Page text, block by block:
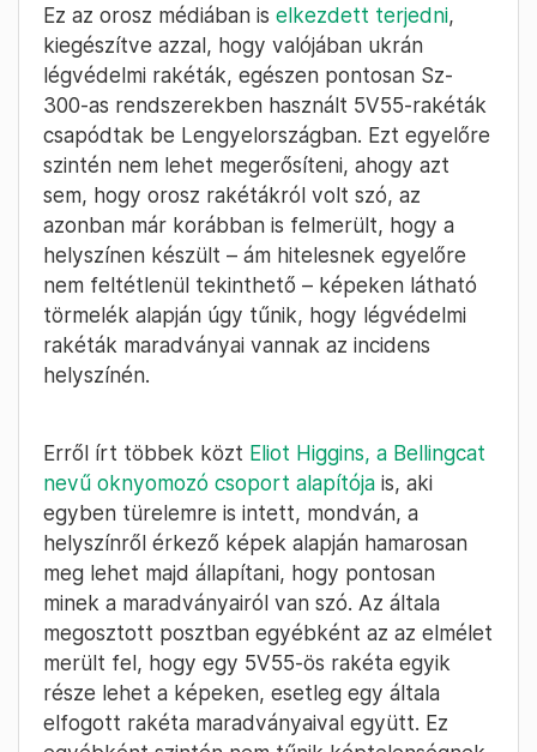
Ez az orosz médiában is elkezdett terjedni,
kiegészítve azzal, hogy valójában ukrán
légvédelmi rakéták, egészen pontosan Sz-
300-as rendszerekben használt 5V55-rakéták
csapódtak be Lengyelországban. Ezt egyelőre
szintén nem lehet megerősíteni, ahogy azt
sem, hogy orosz rakétákról volt szó, az
azonban már korábban is felmerült, hogy a
helyszínen készült – ám hitelesnek egyelőre
nem feltétlenül tekinthető – képeken látható
törmelék alapján úgy tűnik, hogy légvédelmi
rakéták maradványai vannak az incidens
helyszínén.
Erről írt többek közt Eliot Higgins, a Bellingcat
nevű oknyomozó csoport alapítója is, aki
egyben türelemre is intett, mondván, a
helyszínről érkező képek alapján hamarosan
meg lehet majd állapítani, hogy pontosan
minek a maradványairól van szó. Az általa
megosztott posztban egyébként az az elmélet
merült fel, hogy egy 5V55-ös rakéta egyik
része lehet a képeken, esetleg egy általa
elfogott rakéta maradványaival együtt. Ez